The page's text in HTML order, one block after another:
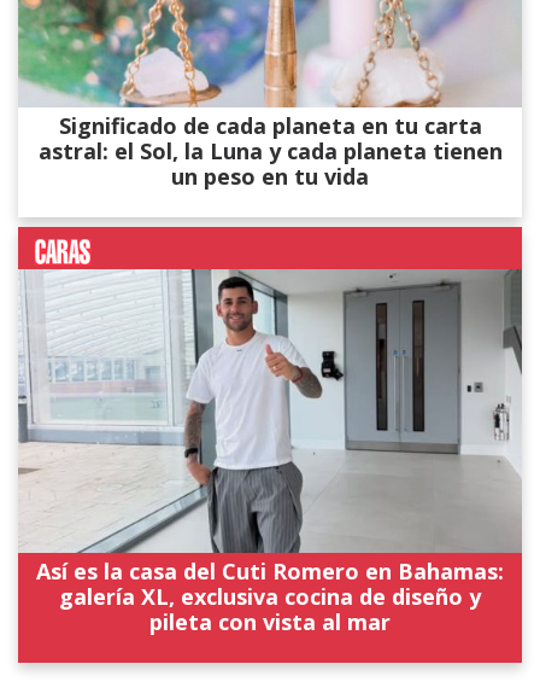
Significado de cada planeta en tu carta
astral: el Sol, la Luna y cada planeta tienen
un peso en tu vida
Así es la casa del Cuti Romero en Bahamas:
galería XL, exclusiva cocina de diseño y
pileta con vista al mar